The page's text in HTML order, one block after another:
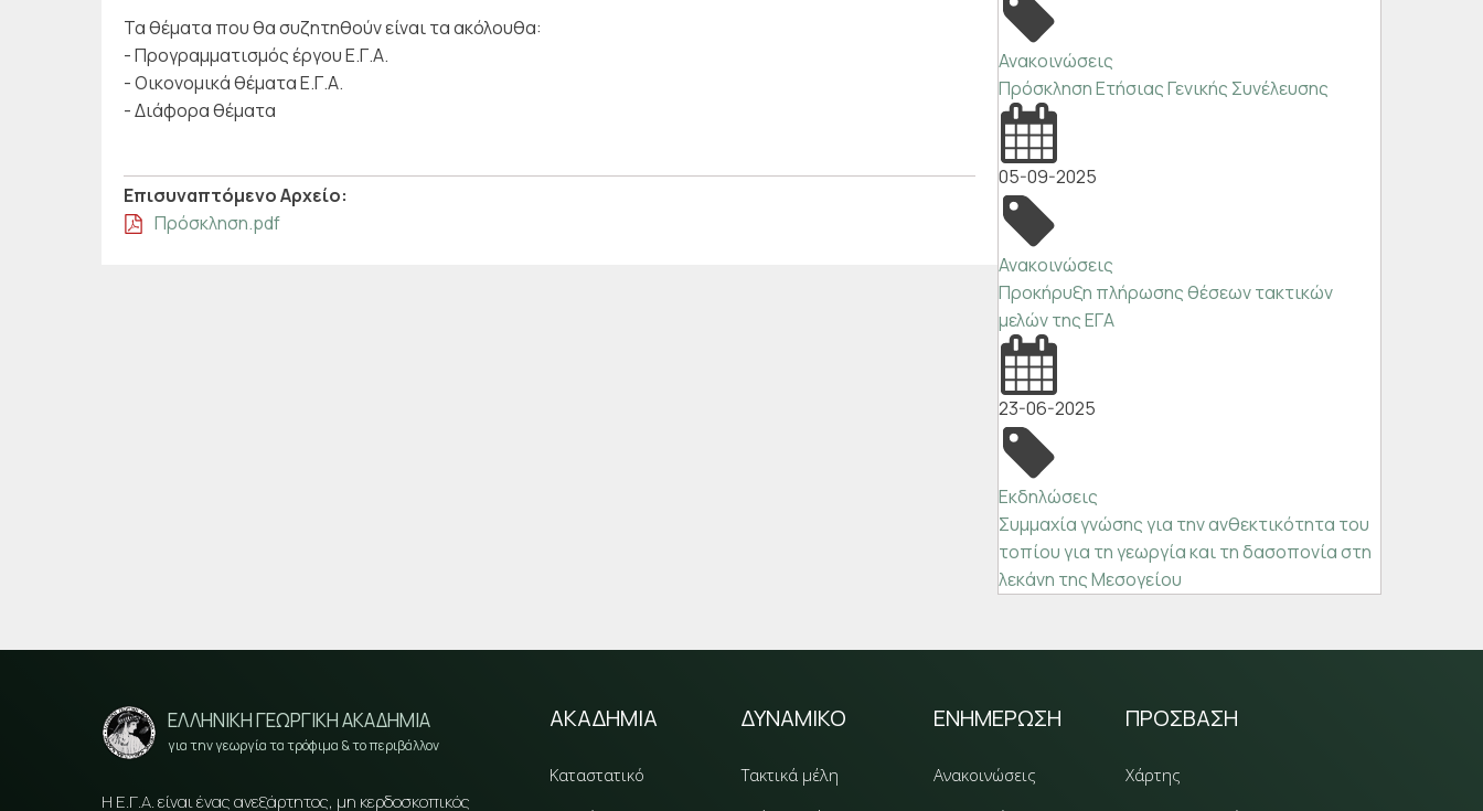
Τα θέματα που θα συζητηθούν είναι τα ακόλουθα:
- Προγραμματισμός έργου Ε.Γ.Α.
- Οικονομικά θέματα Ε.Γ.Α.
- Διάφορα θέματα
Επισυναπτόμενo Αρχείo:
Πρόσκληση.pdf
Ανακοινώσεις
Πρόσκληση Ετήσιας Γενικής Συνέλευσης
05-09-2025
Ανακοινώσεις
Προκήρυξη πλήρωσης θέσεων τακτικών
μελών της ΕΓΑ
23-06-2025
Εκδηλώσεις
Συμμαχία γνώσης για την ανθεκτικότητα του
τοπίου για τη γεωργία και τη δασοπονία στη
λεκάνη της Μεσογείου
ΕΛΛΗΝΙΚΗ ΓΕΩΡΓΙΚΗ ΑΚΑΔΗΜΙΑ
για την γεωργία τα τρόφιμα & το περιβάλλον
Η Ε.Γ.Α. είναι ένας ανεξάρτητος, μη κερδοσκοπικός
ΑΚΑΔΗΜΙΑ
Καταστατικό
ΔΥΝΑΜΙΚΟ
Τακτικά μέλη
ΕΝΗΜΕΡΩΣΗ
Ανακοινώσεις
ΠΡΟΣΒΑΣΗ
Χάρτης